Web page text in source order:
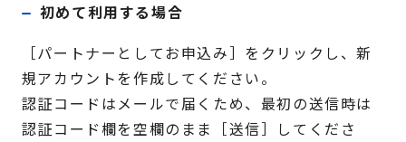
初めて利用する場合
［パートナーとしてお申込み］をクリックし、新
規アカウントを作成してください。
認証コードはメールで届くため、最初の送信時は
認証コード欄を空欄のまま［送信］してくださ